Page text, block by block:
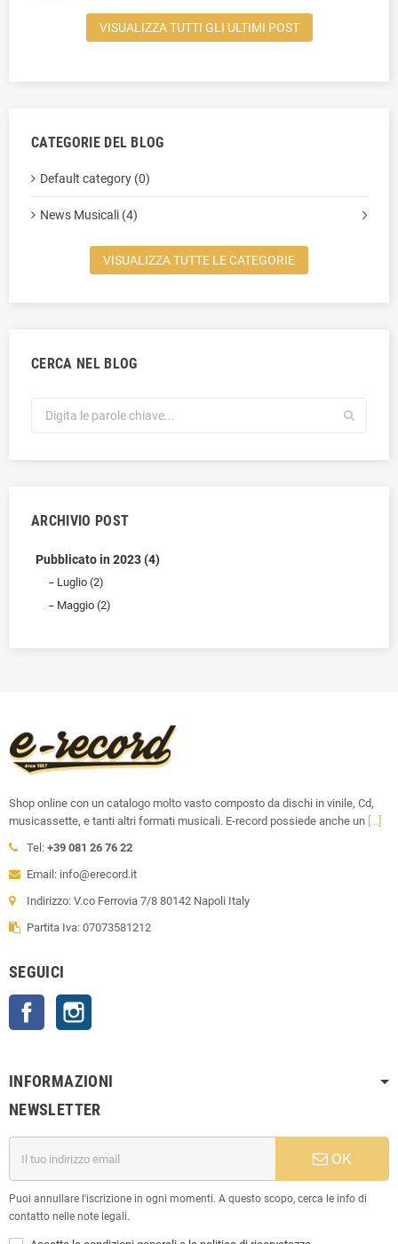
VISUALIZZA TUTTI GLI ULTIMI POST
CATEGORIE DEL BLOG
Default category (0)
News Musicali (4)
VISUALIZZA TUTTE LE CATEGORIE
CERCA NEL BLOG
ARCHIVIO POST
Pubblicato in 2023 (4)
Luglio (2)
Maggio (2)
Shop online con un catalogo molto vasto composto da dischi in vinile, Cd,
musicassette, e tanti altri formati musicali. E-record possiede anche un [...]
Tel: +39 081 26 76 22
Email: info@erecord.it
Indirizzo: V.co Ferrovia 7/8 80142 Napoli Italy
Partita Iva: 07073581212
SEGUICI
Facebook
INFORMAZIONI
NEWSLETTER
OK
Puoi annullare l'iscrizione in ogni momenti. A questo scopo, cerca le info di
contatto nelle note legali.